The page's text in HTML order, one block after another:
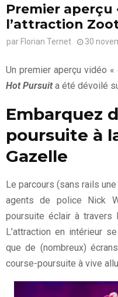
Premier aperçu
l’attraction
par Florian Ternet 30
Un premier aperçu vidéo «
Hot Pursuita été dévoilé
Embarquez
poursuite à
Gazelle
Le parcours (sans rails
agents de police Nick
poursuite éclair à travers
L’attraction en intérieur
que de (nombreux)
course-poursuite à vive